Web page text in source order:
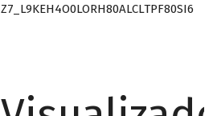
Z7_L9KEH4O0LORH80ALCLTPF80SI6